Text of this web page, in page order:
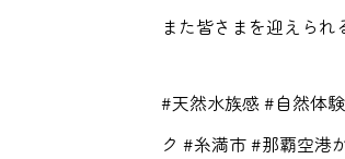
また皆さまを迎えられ
#天然水族感 #自然体
ク #糸満市 #那覇空港